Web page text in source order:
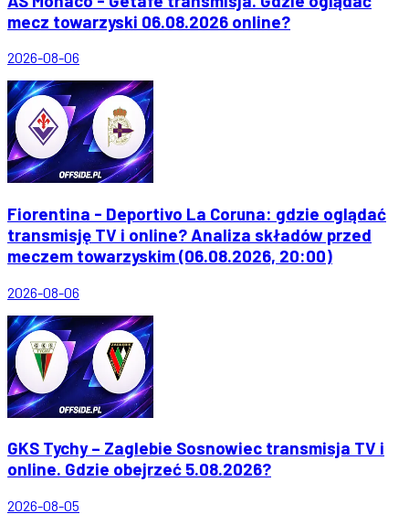
mecz towarzyski 06.08.2026 online?
2026-08-06
Fiorentina - Deportivo La Coruna: gdzie oglądać
transmisję TV i online? Analiza składów przed
meczem towarzyskim (06.08.2026, 20:00)
2026-08-06
GKS Tychy – Zaglebie Sosnowiec transmisja TV i
online. Gdzie obejrzeć 5.08.2026?
2026-08-05